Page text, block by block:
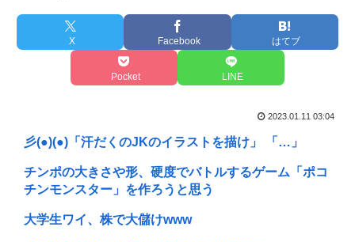
X Facebook はてブ
Pocket LINE
2023.01.11 03:04
彡(●)(●)「汗だくのJKのイラストを描け」 「…」
チンポの大きさや形、硬度でバトルするゲーム「ポコ
チンモンスター」を作ろうと思う
大学生ワイ、株で大儲けwww